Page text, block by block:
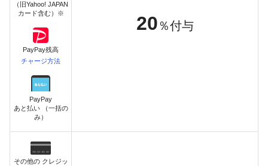
（旧Yahoo! JAPAN
カード含む）※
PayPay残高
チャージ方法
PayPay
あと払い （一括の
み）
20 ％付与
その他の クレジッ